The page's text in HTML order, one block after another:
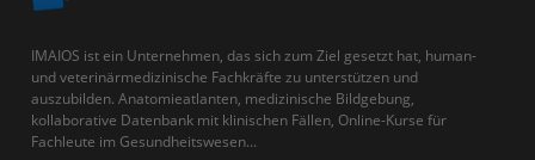
IMAIOS ist ein Unternehmen, das sich zum Ziel gesetzt hat, human-
und veterinärmedizinische Fachkräfte zu unterstützen und
auszubilden. Anatomieatlanten, medizinische Bildgebung,
kollaborative Datenbank mit klinischen Fällen, Online-Kurse für
Fachleute im Gesundheitswesen...